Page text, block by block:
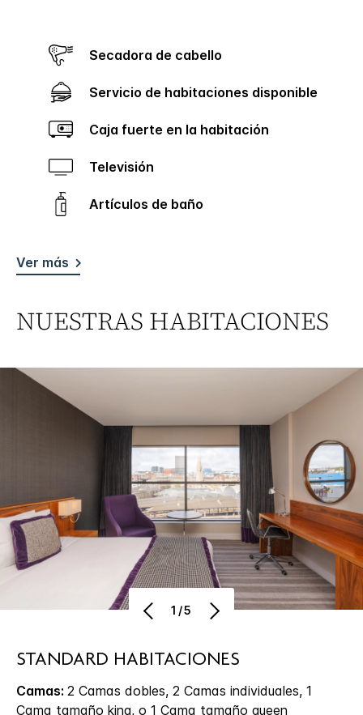
Secadora de cabello
Servicio de habitaciones disponible
Caja fuerte en la habitación
Televisión
Artículos de baño
Ver más
NUESTRAS HABITACIONES
1/5
STANDARD HABITACIONES
Camas: 2 Camas dobles, 2 Camas individuales, 1
Cama tamaño king, o 1 Cama tamaño queen